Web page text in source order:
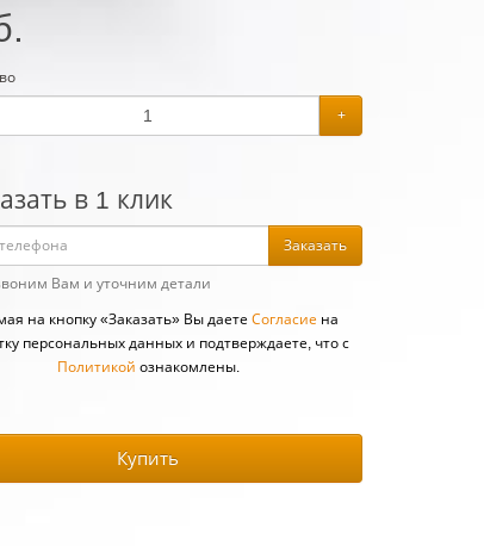
+
в 1 клик
Заказать
Вам и уточним детали
на кнопку «Заказать» Вы даете Согласие на
персональных данных и подтверждаете, что с
Политикой ознакомлены.
Купить